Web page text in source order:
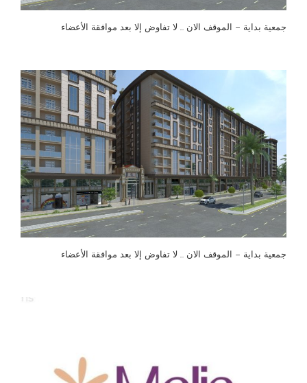
جمعية بداية – الموقف الان … لا تفاوض إلا بعد موافقة الأعضاء
جمعية بداية – الموقف الان … لا تفاوض إلا بعد موافقة الأعضاء